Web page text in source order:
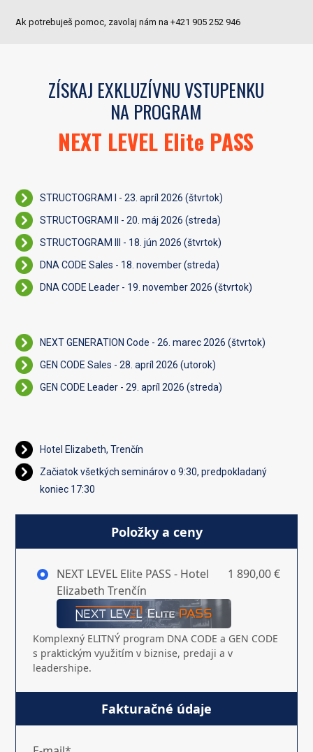
Ak potrebuješ pomoc, zavolaj nám na +421 905 252 946
ZÍSKAJ EXKLUZÍVNU VSTUPENKU
NA PROGRAM
NEXT LEVEL Elite PASS
STRUCTOGRAM I - 23. apríl 2026 (štvrtok)
STRUCTOGRAM II - 20. máj 2026 (streda)
STRUCTOGRAM III - 18. jún 2026 (štvrtok)
DNA CODE Sales - 18. november (streda)
DNA CODE Leader - 19. november 2026 (štvrtok)
NEXT GENERATION Code - 26. marec 2026 (štvrtok)
GEN CODE Sales - 28. apríl 2026 (utorok)
GEN CODE Leader - 29. apríl 2026 (streda)
Hotel Elizabeth, Trenčín
Začiatok všetkých seminárov o 9:30, predpokladaný
koniec 17:30
Položky a ceny
NEXT LEVEL Elite PASS - Hotel
Elizabeth Trenčín
1 890,00 €
Komplexný ELITNÝ program DNA CODE a GEN CODE
s praktickým využitím v biznise, predaji a v
leadershipe.
Fakturačné údaje